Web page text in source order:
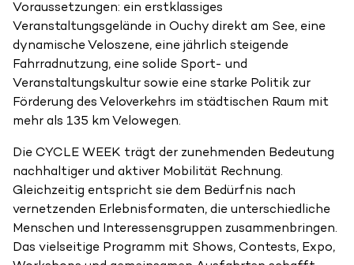
Voraussetzungen: ein erstklassiges
Veranstaltungsgelände in Ouchy direkt am See, eine
dynamische Veloszene, eine jährlich steigende
Fahrradnutzung, eine solide Sport- und
Veranstaltungskultur sowie eine starke Politik zur
Förderung des Veloverkehrs im städtischen Raum mit
mehr als 135 km Velowegen.
Die CYCLE WEEK trägt der zunehmenden Bedeutung
nachhaltiger und aktiver Mobilität Rechnung.
Gleichzeitig entspricht sie dem Bedürfnis nach
vernetzenden Erlebnisformaten, die unterschiedliche
Menschen und Interessensgruppen zusammenbringen.
Das vielseitige Programm mit Shows, Contests, Expo,